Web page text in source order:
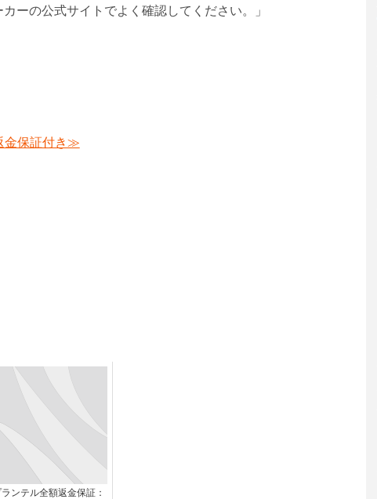
ーの公式サイトでよく確認してください。」
金保証付き≫
ランテル全額返金保証：